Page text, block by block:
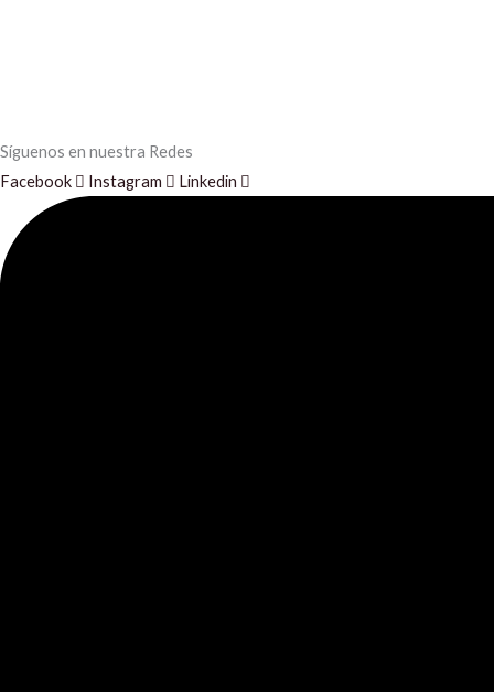
Síguenos en nuestra Redes
Facebook
Instagram Linkedin